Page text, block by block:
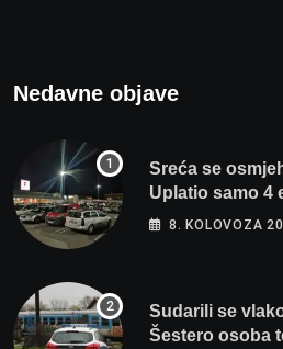
Nedavne objave
Sreća se
Uplatio samo 4
80 tisuća eura
8. KOLOVOZA
Sudarili se
Šestero osoba